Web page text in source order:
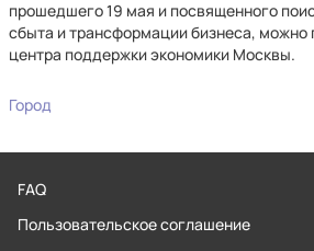
прошедшего 19 мая и посвященного
сбыта и трансформации бизнеса, можно
центра поддержки экономики Москвы.
Город
FAQ
Пользовательское соглашение